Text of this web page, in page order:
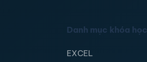
Danh mục khóa học
EXCEL